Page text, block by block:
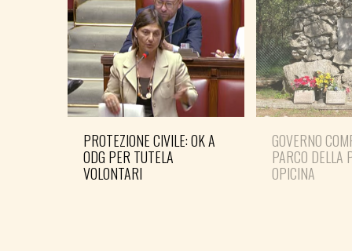
PROTEZIONE CIVILE: OK A
ODG PER TUTELA
VOLONTARI
GOVERNO
PARCO DELLA
OPICINA